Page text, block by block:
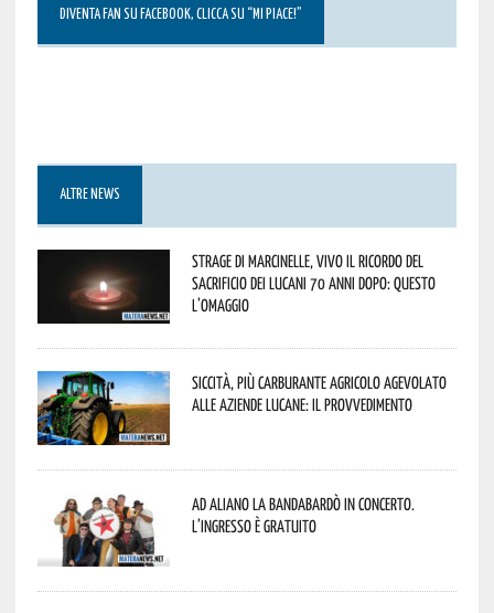
DIVENTA FAN SU FACEBOOK, CLICCA SU “MI PIACE!”
ALTRE NEWS
Strage di Marcinelle, vivo il ricordo del
sacrificio dei lucani 70 anni dopo: questo
l’omaggio
Siccità, più carburante agricolo agevolato
alle aziende lucane: il provvedimento
Ad Aliano la Bandabardò in concerto.
L’ingresso è gratuito